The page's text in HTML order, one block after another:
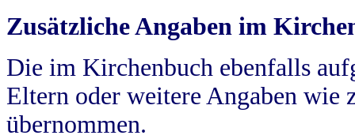
Zusätzliche Angaben im
Die im Kirchenbuch ebenfalls
Eltern oder weitere Angaben wie
übernommen.